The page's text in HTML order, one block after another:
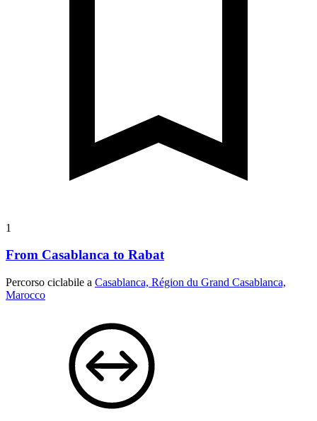
1
From Casablanca to Rabat
Percorso ciclabile a Casablanca, Région du Grand Casablanca,
Marocco